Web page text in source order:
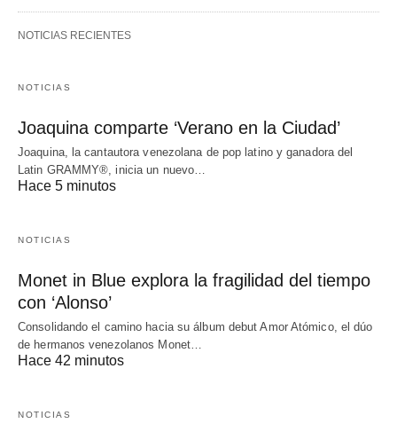
NOTICIAS RECIENTES
NOTICIAS
Joaquina comparte ‘Verano en la Ciudad’
Joaquina, la cantautora venezolana de pop latino y ganadora del
Latin GRAMMY®, inicia un nuevo…
Hace 5 minutos
NOTICIAS
Monet in Blue explora la fragilidad del tiempo
con ‘Alonso’
Consolidando el camino hacia su álbum debut Amor Atómico, el dúo
de hermanos venezolanos Monet…
Hace 42 minutos
NOTICIAS